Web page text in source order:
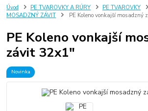
Úvod PE TVAROVKY A RÚRY PE TVAROVKY
MOSADZNÝ ZÁVIT
PE Koleno vonkajší mosadzný
PE Koleno vonkajší
závit 32x1"
Novinka